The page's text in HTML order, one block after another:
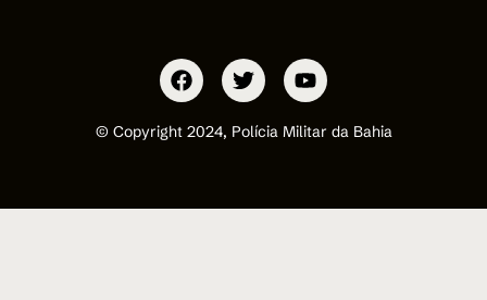
© Copyright 2024, Polícia Militar da Bahia